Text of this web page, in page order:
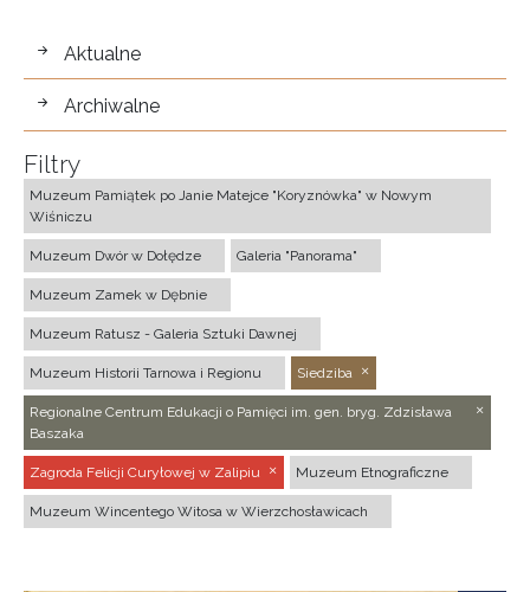
wystawy
Aktualne
Archiwalne
Filtry
Muzeum Pamiątek po Janie Matejce "Koryznówka" w Nowym
Wiśniczu
Muzeum Dwór w Dołędze Galeria "Panorama"
Muzeum Zamek w Dębnie
Muzeum Ratusz - Galeria Sztuki Dawnej
Muzeum Historii Tarnowa i Regionu Siedziba
Regionalne Centrum Edukacji o Pamięci im. gen. bryg. Zdzisława
Baszaka
Zagroda Felicji Curyłowej w Zalipiu Muzeum Etnograficzne
Muzeum Wincentego Witosa w Wierzchosławicach